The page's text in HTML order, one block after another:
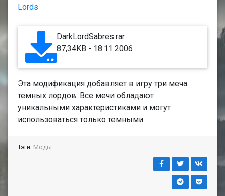
Lords
DarkLordSabres.rar
87,34KB - 18.11.2006
Эта модификация добавляет в игру три меча
темных лордов. Все мечи обладают
уникальными характеристиками и могут
использоваться только темными.
Тэги: Моды